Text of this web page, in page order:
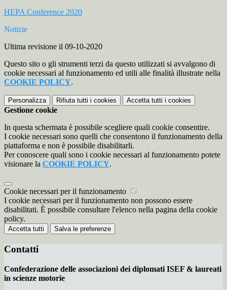
HEPA Conference 2020
Notizie
Ultima revisione il 09-10-2020
Questo sito o gli strumenti terzi da questo utilizzati si avvalgono di
cookie necessari al funzionamento ed utili alle finalità illustrate nella
COOKIE POLICY.
Personalizza Rifiuta tutti i cookies Accetta tutti i cookies
Gestione cookie
In questa schermata è possibile scegliere quali cookie consentire.
I cookie necessari sono quelli che consentono il funzionamento della
piattaforma e non è possibile disabilitarli.
Per conoscere quali sono i cookie necessari al funzionamento potete
visionare la COOKIE POLICY.
Cookie necessari per il funzionamento
I cookie necessari per il funzionamento non possono essere
disabilitati. È possibile consultare l'elenco nella pagina della cookie
policy.
Accetta tutti Salva le preferenze
Contatti
Confederazione delle associazioni dei diplomati ISEF & laureati
in scienze motorie